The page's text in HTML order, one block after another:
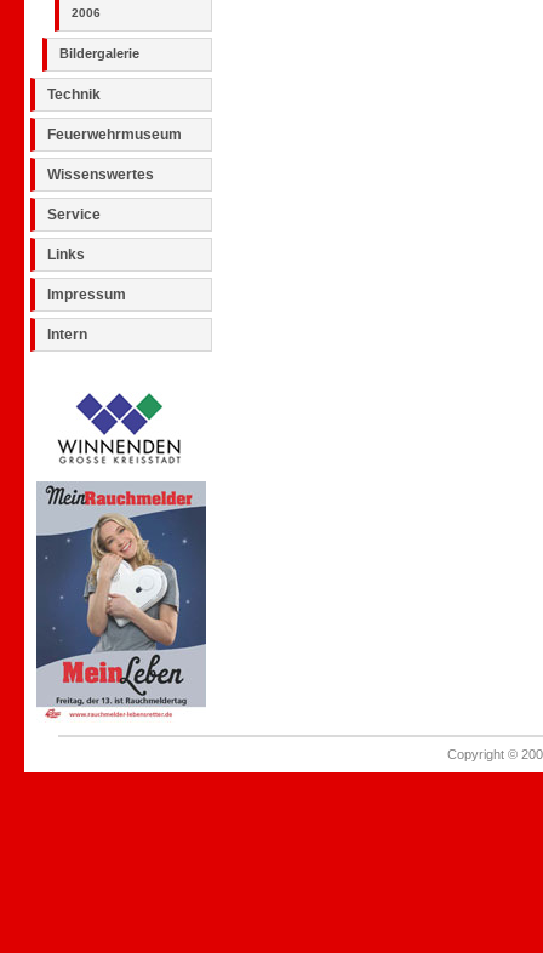
2006
Bildergalerie
Technik
Feuerwehrmuseum
Wissenswertes
Service
Links
Impressum
Intern
Copyright ©